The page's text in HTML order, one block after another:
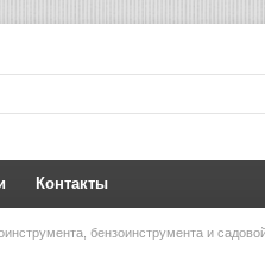
Контакты
бензоинструмента и